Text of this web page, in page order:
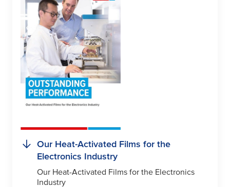
Our Heat-Activated Films for the
Electronics Industry
Our Heat-Activated Films for the Electronics
Industry